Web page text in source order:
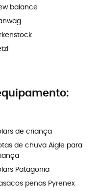
balance
de criança
de chuva Aigle para
Patagonia
penas Pyrenex